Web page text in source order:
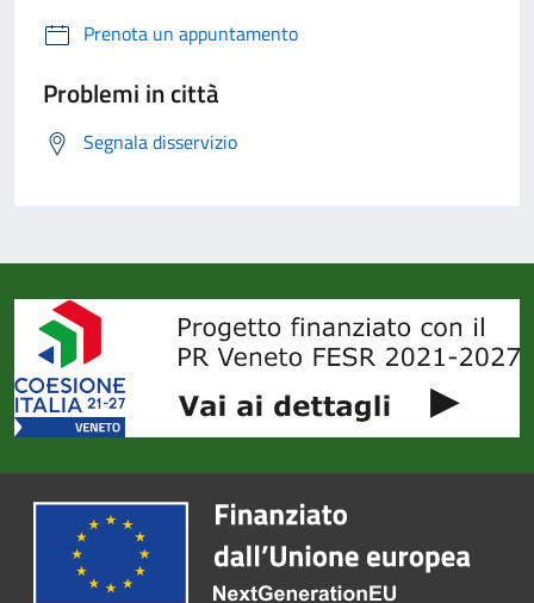
Prenota un appuntamento
Problemi in città
Segnala disservizio